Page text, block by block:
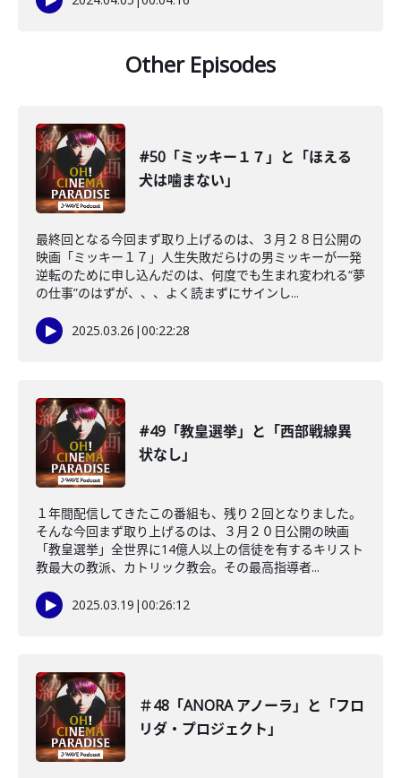
Other Episodes
#50「ミッキー１７」と「ほえる
犬は噛まない」
最終回となる今回まず取り上げるのは、３月２８日公開の
映画「ミッキー１７」人生失敗だらけの男ミッキーが一発
逆転のために申し込んだのは、何度でも生まれ変われる“夢
の仕事”のはずが、、、よく読まずにサインし...
2025.03.26 |00:22:28
#49「教皇選挙」と「西部戦線異
状なし」
１年間配信してきたこの番組も、残り２回となりました。
そんな今回まず取り上げるのは、３月２０日公開の映画
「教皇選挙」全世界に14億人以上の信徒を有するキリスト
教最大の教派、カトリック教会。その最高指導者...
2025.03.19 |00:26:12
＃48「ANORA アノーラ」と「フロ
リダ・プロジェクト」